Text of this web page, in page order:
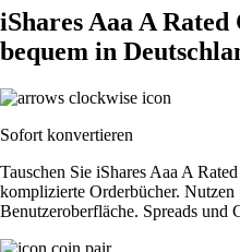
iShares Aaa A
bequem in
Sofort konvertieren
Tauschen Sie iShares Aaa A
komplizierte Orderbücher. Nutzen
Benutzeroberfläche. Spreads und